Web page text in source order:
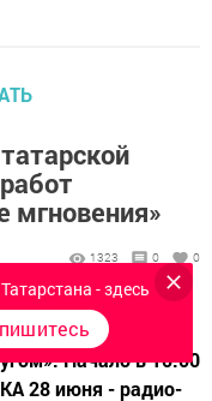
мгновения»
1323 0 0
24-28 июня -
Начало в 10.00
28 июня - радио-
- здесь